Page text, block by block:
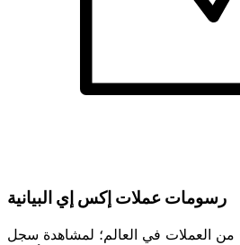
رسومات عملات إكس إي البيانية
من العملات في العالم؛ لمشاهدة سجل